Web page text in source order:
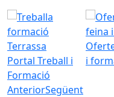
Portal Treball i
Formació
i
AnteriorSegüent